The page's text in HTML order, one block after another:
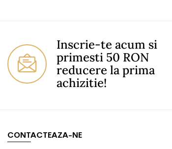
Inscrie-te acum si
primesti 50 RON
reducere la prima
achizitie!
CONTACTEAZA-NE